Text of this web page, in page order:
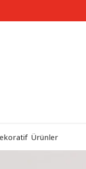
Ürünler